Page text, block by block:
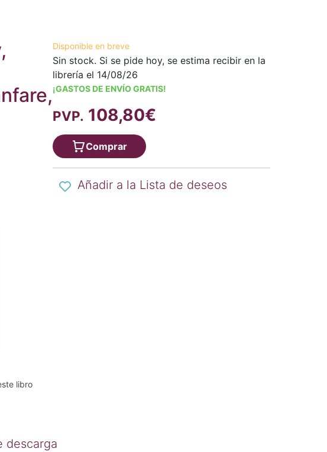
libro
Disponible en breve
Sin stock. Si se pide hoy, se estima recibir en la
librería el 14/08/26
¡GASTOS DE ENVÍO GRATIS!
PVP. 108,80€
Comprar
Añadir a la Lista de deseos
descarga